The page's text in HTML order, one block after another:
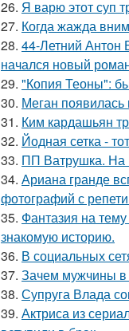
26. Я варю этот суп
27. Когда жажда
28. 44-Летний Антон
начался новый
29. "Копия Теоны":
30. Меган появилась
31. Ким кардашьян
32. Йодная сетка -
33. ПП Ватрушка. На
34. Ариана гранде
фотографий с
35. Фантазия на
знакомую историю.
36. В социальных
37. Зачем мужчины в
38. Супруга Влада
39. Актриса из